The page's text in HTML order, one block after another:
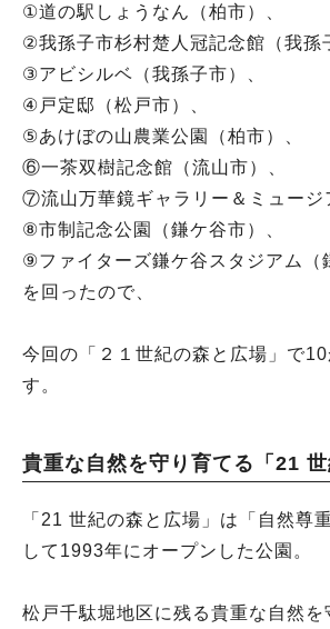
①道の駅しょうなん（柏市）、
②我孫子市杉村楚人冠記念館（我孫
③アビシルベ（我孫子市）、
④戸定邸（松戸市）、
⑤あけぼの山農業公園（柏市）、
⑥一茶双樹記念館（流山市）、
⑦流山万華鏡ギャラリー＆ミュージ
⑧市制記念公園（鎌ケ谷市）、
⑨ファイターズ鎌ケ谷スタジアム（
を回ったので、
今回の「２１世紀の森と広場」で10
す。
貴重な自然を守り育てる「21 世
「21 世紀の森と広場」は「自然尊
して1993年にオープンした公園。
松戸千駄堀地区に残る貴重な自然